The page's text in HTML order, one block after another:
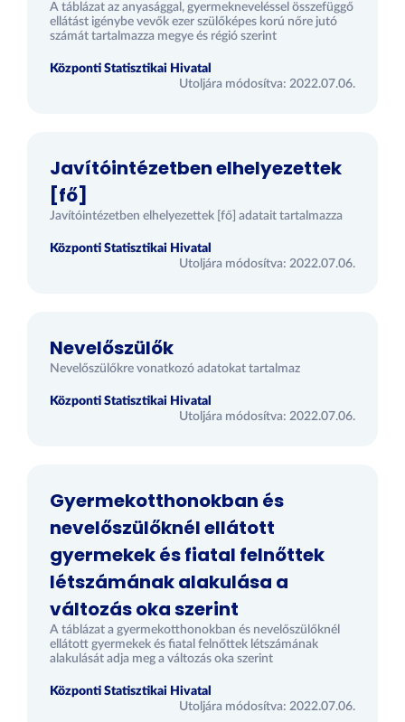
A táblázat az anyasággal, gyermekneveléssel összefüggő
ellátást igénybe vevők ezer szülőképes korú nőre jutó
számát tartalmazza megye és régió szerint
Központi Statisztikai Hivatal
Utoljára módosítva: 2022.07.06.
Javítóintézetben elhelyezettek
[fő]
Javítóintézetben elhelyezettek [fő] adatait tartalmazza
Központi Statisztikai Hivatal
Utoljára módosítva: 2022.07.06.
Nevelőszülők
Nevelőszülőkre vonatkozó adatokat tartalmaz
Központi Statisztikai Hivatal
Utoljára módosítva: 2022.07.06.
Gyermekotthonokban és
nevelőszülőknél ellátott
gyermekek és fiatal felnőttek
létszámának alakulása a
változás oka szerint
A táblázat a gyermekotthonokban és nevelőszülőknél
ellátott gyermekek és fiatal felnőttek létszámának
alakulását adja meg a változás oka szerint
Központi Statisztikai Hivatal
Utoljára módosítva: 2022.07.06.